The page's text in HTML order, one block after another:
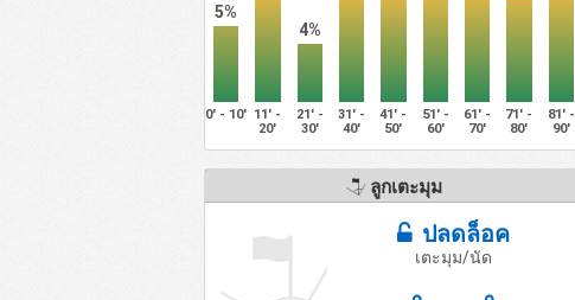
5%
4%
0' - 10' 11' -
20'
21' -
30'
31' -
40'
41' -
50'
51' -
60'
61' -
70'
71' -
80'
81' -
90'
ลูกเตะมุม
ปลดล็อค
เตะมุม/นัด